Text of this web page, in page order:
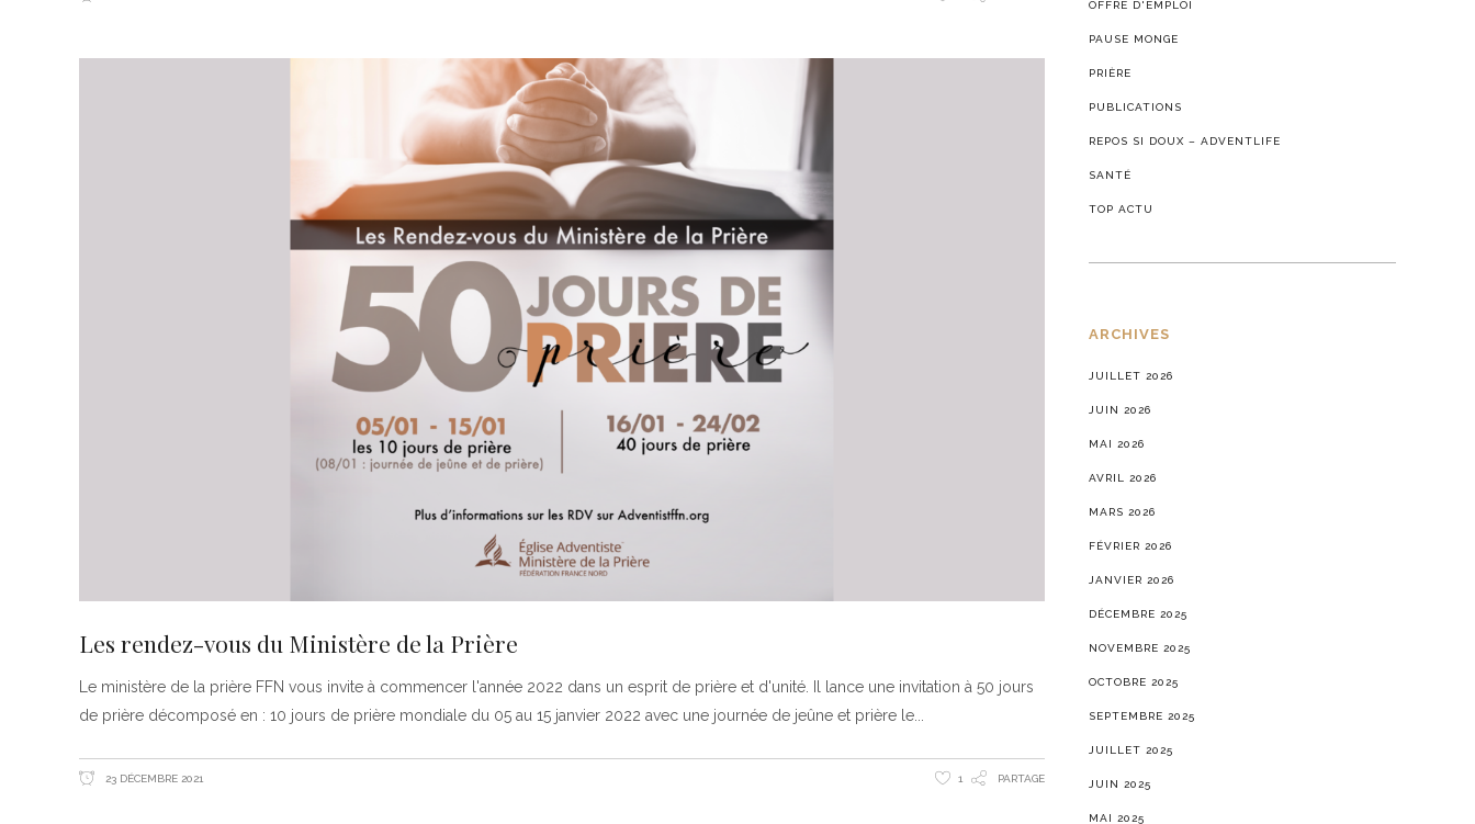
Les rendez-vous du Ministère de la Prière
Le ministère de la prière FFN vous invite à commencer l'année 2022 dans un esprit de prière et d'unité. Il lance une invitation à 50 jours
de prière décomposé en : 10 jours de prière mondiale du 05 au 15 janvier 2022 avec une journée de jeûne et prière le
23 DÉCEMBRE 2021 1 PARTAGE
OFFRE D'EMPLOI
PAUSE MONGE
PRIÈRE
PUBLICATIONS
REPOS SI DOUX – ADVENTLIFE
SANTÉ
TOP ACTU
ARCHIVES
JUILLET 2026
JUIN 2026
MAI 2026
AVRIL 2026
MARS 2026
FÉVRIER 2026
JANVIER 2026
DÉCEMBRE 2025
NOVEMBRE 2025
OCTOBRE 2025
SEPTEMBRE 2025
JUILLET 2025
JUIN 2025
MAI 2025